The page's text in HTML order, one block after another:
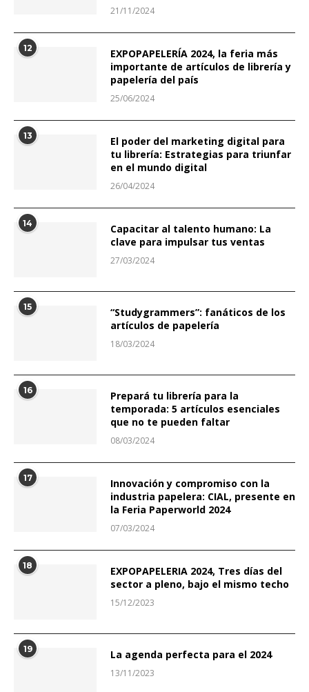
21/11/2024
12
EXPOPAPELERÍA 2024, la feria más
importante de artículos de librería y
papelería del país
25/06/2024
13
El poder del marketing digital para
tu librería: Estrategias para triunfar
en el mundo digital
26/04/2024
14
Capacitar al talento humano: La
clave para impulsar tus ventas
27/03/2024
15
“Studygrammers”: fanáticos de los
artículos de papelería
18/03/2024
16
Prepará tu librería para la
temporada: 5 artículos esenciales
que no te pueden faltar
08/03/2024
17
Innovación y compromiso con la
industria papelera: CIAL, presente en
la Feria Paperworld 2024
07/03/2024
18
EXPOPAPELERIA 2024, Tres días del
sector a pleno, bajo el mismo techo
15/12/2023
19 La agenda perfecta para el 2024
13/11/2023